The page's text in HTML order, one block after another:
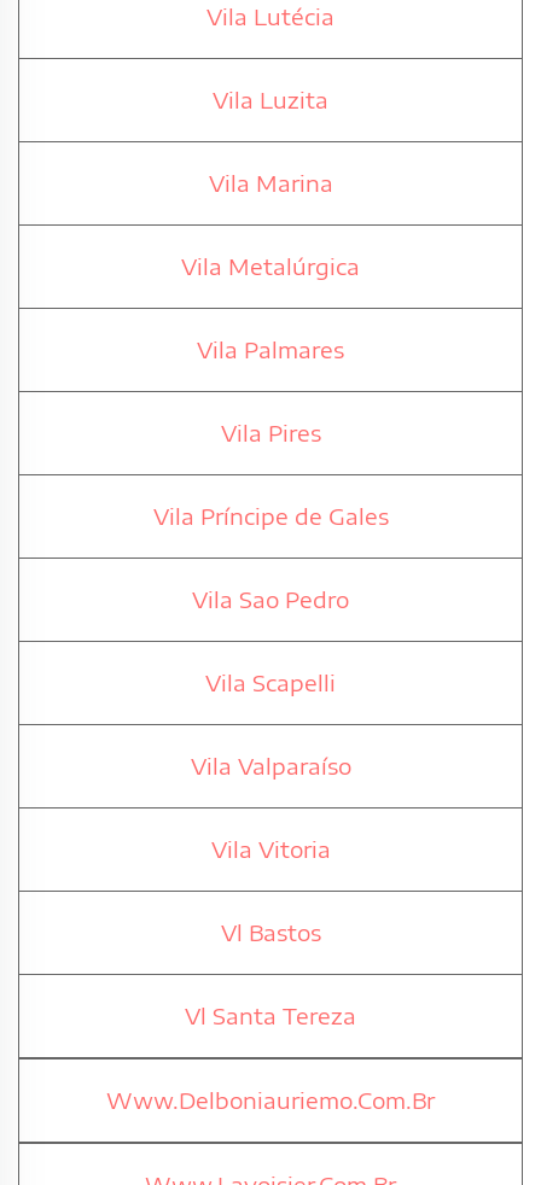
Vila Lutécia
Vila Luzita
Vila Marina
Vila Metalúrgica
Vila Palmares
Vila Pires
Vila Príncipe de Gales
Vila Sao Pedro
Vila Scapelli
Vila Valparaíso
Vila Vitoria
Vl Bastos
Vl Santa Tereza
Www.Delboniauriemo.Com.Br